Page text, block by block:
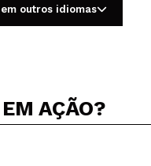
outros idiomas
AÇÃO?